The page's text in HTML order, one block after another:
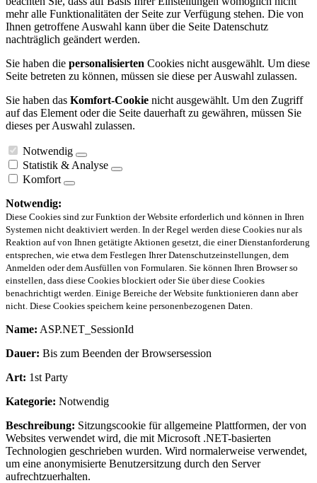
mehr alle Funktionalitäten der Seite zur Verfügung stehen. Die von
Ihnen getroffene Auswahl kann über die Seite Datenschutz
nachträglich geändert werden.
Sie haben die personalisierten Cookies nicht ausgewählt. Um diese
Seite betreten zu können, müssen sie diese per Auswahl zulassen.
Sie haben das Komfort-Cookie nicht ausgewählt. Um den Zugriff
auf das Element oder die Seite dauerhaft zu gewähren, müssen Sie
dieses per Auswahl zulassen.
Notwendig
Statistik & Analyse
Komfort
Notwendig:
Diese Cookies sind zur Funktion der Website erforderlich und können in Ihren
Systemen nicht deaktiviert werden. In der Regel werden diese Cookies nur als
Reaktion auf von Ihnen getätigte Aktionen gesetzt, die einer Dienstanforderung
entsprechen, wie etwa dem Festlegen Ihrer Datenschutzeinstellungen, dem
Anmelden oder dem Ausfüllen von Formularen. Sie können Ihren Browser so
einstellen, dass diese Cookies blockiert oder Sie über diese Cookies
benachrichtigt werden. Einige Bereiche der Website funktionieren dann aber
nicht. Diese Cookies speichern keine personenbezogenen Daten.
Name: ASP.NET_SessionId
Dauer: Bis zum Beenden der Browsersession
Art: 1st Party
Kategorie: Notwendig
Beschreibung: Sitzungscookie für allgemeine Plattformen, der von
Websites verwendet wird, die mit Microsoft .NET-basierten
Technologien geschrieben wurden. Wird normalerweise verwendet,
um eine anonymisierte Benutzersitzung durch den Server
aufrechtzuerhalten.